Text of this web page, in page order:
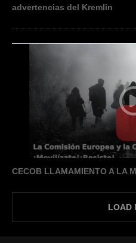
advertencias del Kremlin
CECOB LLAMAMIENTO A LA
LOAD